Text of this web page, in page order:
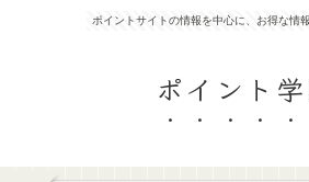
ポイントサイトの情報を中心に、お得な情
ポイント学